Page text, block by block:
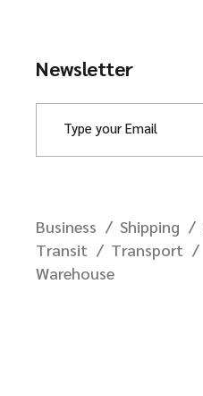
Newsletter
Business Shipping
Transit
Transport
Warehouse